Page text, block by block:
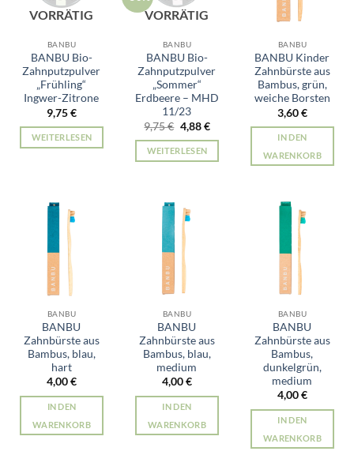
VORRÄTIG
BANBU
BANBU Bio-
Zahnputzpulver
„Frühling“
Ingwer-Zitrone
9,75€
WEITERLESEN
VORRÄTIG
BANBU
BANBU Bio-
Zahnputzpulver
„Sommer“
Erdbeere – MHD
11/23
9,75€ Ursprünglicher
Preis
war:
9,75 €
4,88€Aktueller
ist:
WEITERLESEN
BANBU
BANBU Kinder
Zahnbürste aus
Bambus, grün,
weiche Borsten
3,60€
IN DEN
WARENKORB
BANBU
BANBU
Zahnbürste aus
Bambus, blau,
hart
4,00€
IN DEN
WARENKORB
BANBU
BANBU
Zahnbürste aus
Bambus, blau,
medium
4,00€
IN DEN
WARENKORB
BANBU
BANBU
Zahnbürste aus
Bambus,
dunkelgrün,
medium
4,00€
IN DEN
WARENKORB